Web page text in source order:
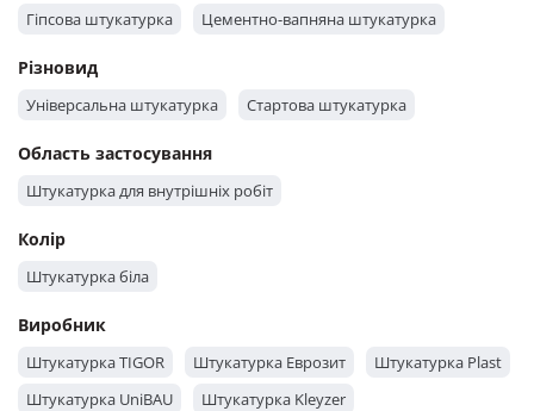
Гіпсова штукатурка
Цементно-вапняна штукатурка
Різновид
Універсальна штукатурка Стартова штукатурка
Область застосування
Штукатурка для внутрішніх робіт
Колір
Штукатурка біла
Виробник
Штукатурка TIGOR Штукатурка Еврозит
Штукатурка Plast
Штукатурка UniBAU
Штукатурка Kleyzer